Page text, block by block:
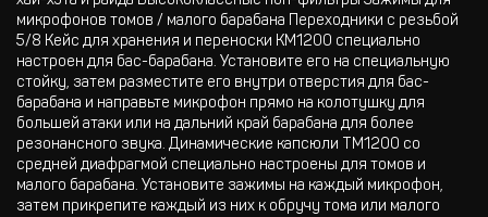
микрофонов томов / малого барабана Переходники с резьбой
5/8 Кейс для хранения и переноски KM1200 специально
настроен для бас-барабана. Установите его на специальную
стойку, затем разместите его внутри отверстия для бас-
барабана и направьте микрофон прямо на колотушку для
большей атаки или на дальний край барабана для более
резонансного звука. Динамические капсюли TM1200 со
средней диафрагмой специально настроены для томов и
малого барабана. Установите зажимы на каждый микрофон,
затем прикрепите каждый из них к обручу тома или малого